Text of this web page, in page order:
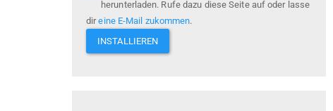
herunterladen. Rufe dazu diese Seite auf oder lasse
direine E-Mail zukommen.
INSTALLIEREN